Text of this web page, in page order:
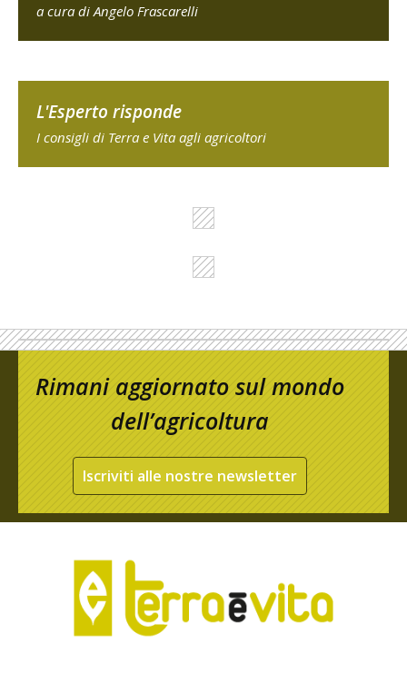
a cura di Angelo Frascarelli
L'Esperto risponde
I consigli di Terra e Vita agli agricoltori
Rimani aggiornato sul mondo
dell’agricoltura
Iscriviti alle nostre newsletter